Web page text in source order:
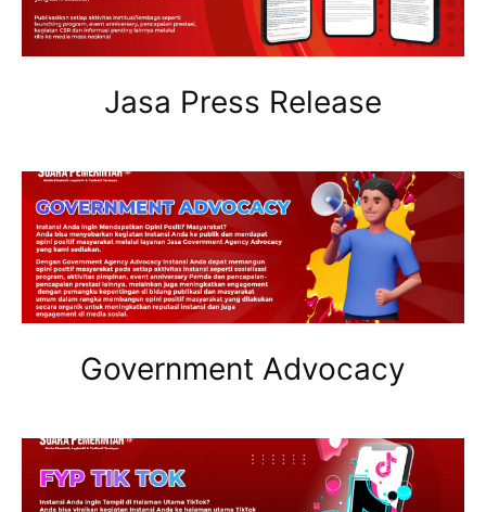
Jasa Press Release
Government Advocacy